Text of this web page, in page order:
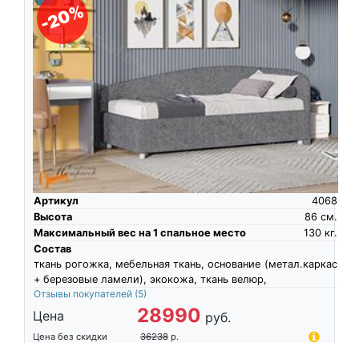
-20%
Артикул
4068
Высота
см.
86
Максимальный вес на 1 спальное место
кг.
130
Состав
ткань рогожка, мебельная ткань, основание (метал.каркас
+ березовые ламели), экокожа, ткань велюр,
Отзывы покупателей (5)
Цена 28990 руб.
Цена без скидки 36238 р.